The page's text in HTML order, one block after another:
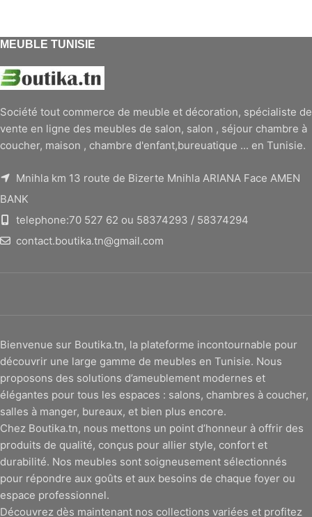
MEUBLE TUNISIE
Société tout commerce de meuble et décoration, spécialiste de
vente en ligne des meubles de salon, salon , séjour chambre à
coucher, maison , chambre d'enfant,bureuatique ... en Tunisie.
Mnihla km 13 route de Bizerte Mnihla ARIANA Face AMEN
BANK
telephone:70 527 62 ou 58374293 / 58374294
contact.boutika.tn@gmail.com
Bienvenue sur Boutika.tn, la plateforme incontournable pour
découvrir une large gamme de meubles en Tunisie. Nous
proposons des solutions d’ameublement modernes et
élégantes pour tous les espaces : salons, chambres à coucher,
salles à manger, bureaux, et bien plus encore.
Chez Boutika.tn, nous mettons un point d’honneur à offrir des
produits de qualité, conçus pour allier style, confort et
durabilité. Nos meubles sont soigneusement sélectionnés
pour répondre aux goûts et aux besoins de chaque foyer ou
espace professionnel.
Découvrez dès maintenant nos collections variées et profitez